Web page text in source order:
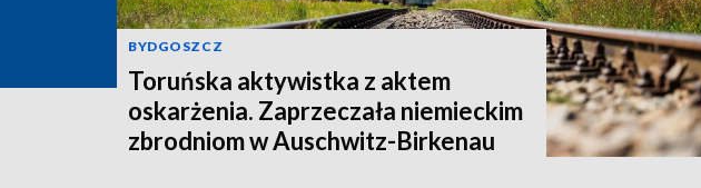
BYDGOSZCZ
Toruńska aktywistka z aktem
oskarżenia. Zaprzeczała niemieckim
zbrodniom w Auschwitz-Birkenau